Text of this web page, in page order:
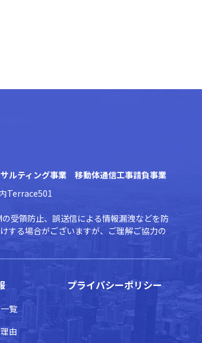
ティング事業 移動体通信工事請負事業
Terrace501
受領防止、誤送信による情報漏洩などを防
する場合がございますが、ご理解ご協力の
覧
由
プライバシーポリシー